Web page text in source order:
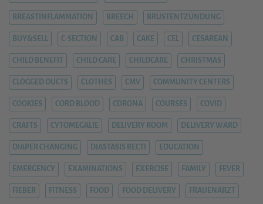
BREASTINFLAMMATION BREECH BRUSTENTZÜNDUNG
BUY&SELL C-SECTION CAB CAKE CEL CESAREAN
CHILD BENEFIT CHILD CARE CHILDCARE CHRISTMAS
CLOGGED DUCTS CLOTHES CMV COMMUNITY CENTERS
COOKIES CORD BLOOD CORONA COURSES COVID
CRAFTS CYTOMEGALIE DELIVERY ROOM DELIVERY WARD
DIAPER CHANGING DIASTASIS RECTI EDUCATION
EMERGENCY EXAMINATIONS EXERCISE FAMILY FEVER
FIEBER FITNESS FOOD FOOD DELIVERY FRAUENARZT